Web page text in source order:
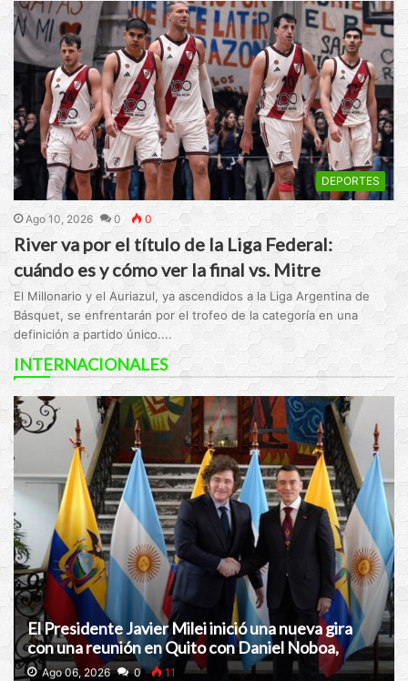
DEPORTES
Ago 10, 2026 0 0
River va por el título de la Liga Federal:
cuándo es y cómo ver la final vs. Mitre
El Millonario y el Auriazul, ya ascendidos a la Liga Argentina de
Básquet, se enfrentarán por el trofeo de la categoría en una
definición a partido único....
INTERNACIONALES
El Presidente Javier Milei inició una nueva gira
con una reunión en Quito con Daniel Noboa,
presidente de Ecuador
Ago 06, 2026 0 11